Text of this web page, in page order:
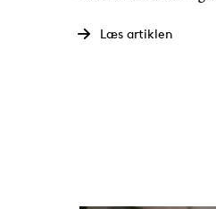
Læs artiklen